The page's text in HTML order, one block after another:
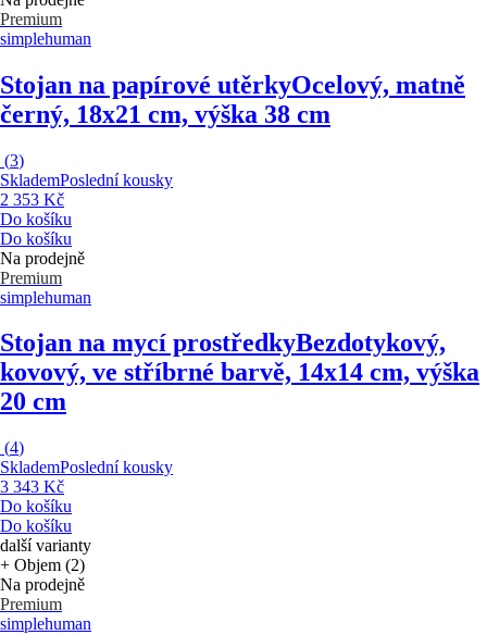
Premium
simplehuman
Stojan na papírové utěrkyOcelový, matně
černý, 18x21 cm, výška 38 cm
(3)
SklademPoslední kousky
2 353 Kč
Do košíku
Do košíku
Na prodejně
Premium
simplehuman
Stojan na mycí prostředkyBezdotykový,
kovový, ve stříbrné barvě, 14x14 cm, výška
20 cm
(4)
SklademPoslední kousky
3 343 Kč
Do košíku
Do košíku
další varianty
+ Objem (2)
Na prodejně
Premium
simplehuman